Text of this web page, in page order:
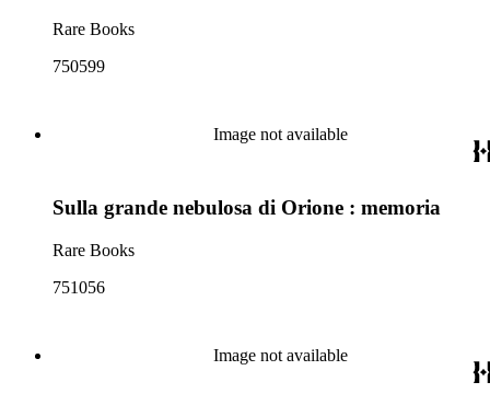
Rare Books
750599
Image not available
Sulla grande nebulosa di Orione : memoria
Rare Books
751056
Image not available